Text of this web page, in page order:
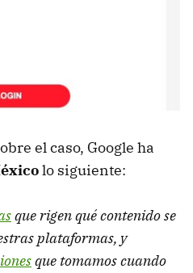
el caso, Google ha
lo siguiente:
que rigen qué contenido se
plataformas, y
que tomamos cuando